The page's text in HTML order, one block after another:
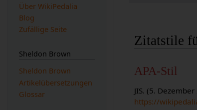
Zitatstile
APA-Stil
JIS. (5.
https://
Über WikiPedalia
Blog
Zufällige Seite
Sheldon Brown
Sheldon Brown
Artikelübersetzungen
Glossar